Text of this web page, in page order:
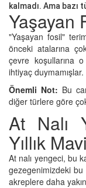
kalmadı. Ama
Yaşayan
"Yaşayan fosil"
önceki atalarına
çevre koşullarına
ihtiyaç duymamışlar.
Önemli Not: Bu
diğer türlere göre
At Nalı
Yıllık
At nalı yengeci, bu
gezegenimizdeki
akreplere daha